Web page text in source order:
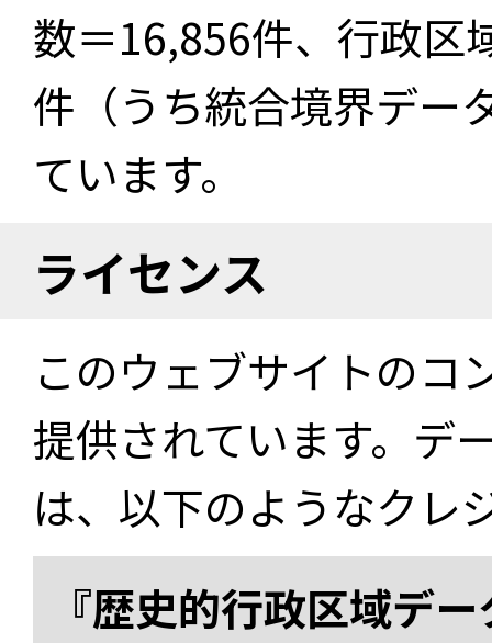
数＝16,856件、行政区
件（うち統合境界デー
ています。
ライセンス
このウェブサイトのコ
提供されています。デ
は、以下のようなクレ
『歴史的行政区域デ